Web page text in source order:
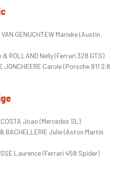
GENUCHTEW Marieke (Austin
& ROLLAND Nelly (Ferrari 328 GTS)
JONCHEERE Carole (Porsche 911 2.8
Joao (Mercedes SL)
BACHELLERIE Julie (Aston Martin
Laurence (Ferrari 458 Spider)